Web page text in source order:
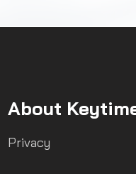
About
Privacy